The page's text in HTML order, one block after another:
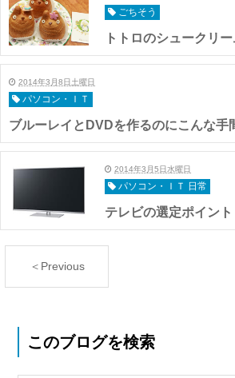
ごちそう
トトロのシュークリー
2014年3月8日土曜日
パソコン・ＩＴ
ブルーレイとDVDを作るのにこんな手
2014年3月5日水曜日
パソコン・ＩＴ 日常
テレビの選定ポイント
＜Previous
このブログを検索